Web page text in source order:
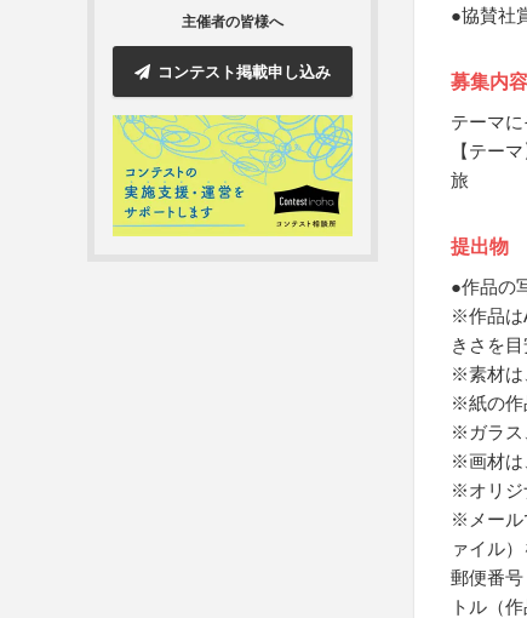
主催者の皆様へ
コンテスト掲載申し込み
●協賛社
募集内容
テーマ
【テーマ
旅
提出物
●作品の
※作品は
きさを
※素材は
※紙の作
※ガラス
※画材は
※オリジ
※メール
ァイル
郵便番
トル（